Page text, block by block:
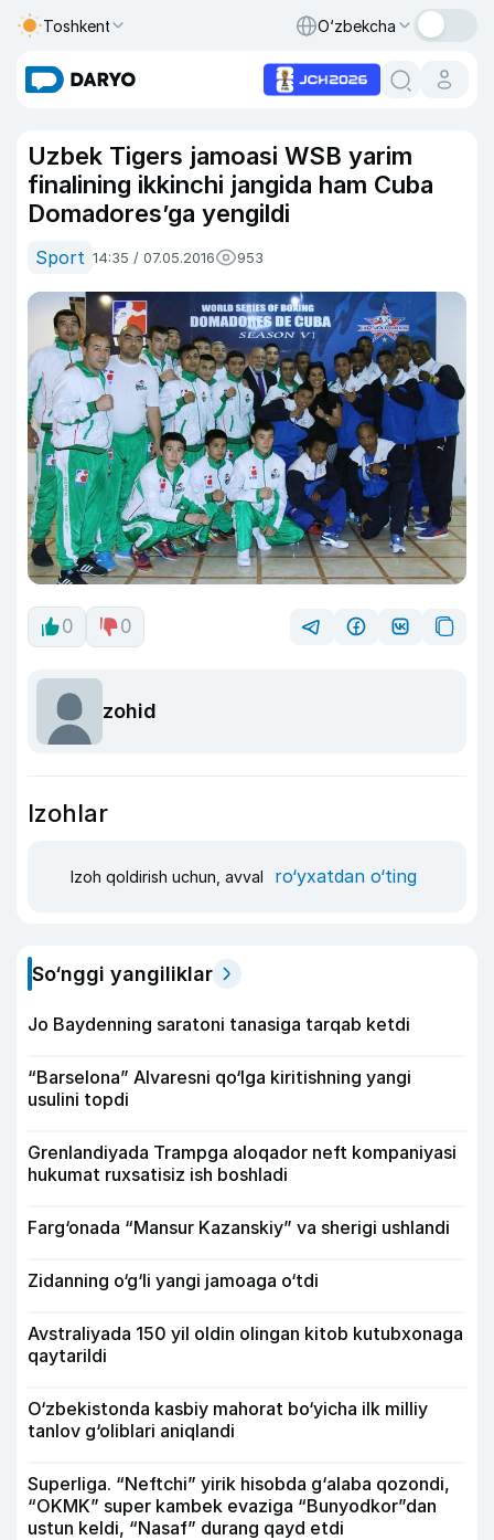
Toshkent O‘zbekcha
Uzbek Tigers jamoasi WSB yarim
finalining ikkinchi jangida ham Cuba
Domadores’ga yengildi
Sport 14:35 / 07.05.2016 953
0 0
zohid
Izohlar
Izoh qoldirish uchun, avval ro‘yxatdan o‘ting
So‘nggi yangiliklar
Jo Baydenning saratoni tanasiga tarqab ketdi
“Barselona” Alvaresni qo‘lga kiritishning yangi
usulini topdi
Grenlandiyada Trampga aloqador neft kompaniyasi
hukumat ruxsatisiz ish boshladi
Farg‘onada “Mansur Kazanskiy” va sherigi ushlandi
Zidanning o‘g‘li yangi jamoaga o‘tdi
Avstraliyada 150 yil oldin olingan kitob kutubxonaga
qaytarildi
O‘zbekistonda kasbiy mahorat bo‘yicha ilk milliy
tanlov g‘oliblari aniqlandi
Superliga. “Neftchi” yirik hisobda g‘alaba qozondi,
“OKMK” super kambek evaziga “Bunyodkor”dan
ustun keldi, “Nasaf” durang qayd etdi